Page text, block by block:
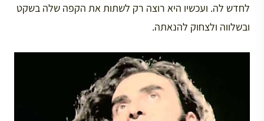
לחדש לה. ועכשיו היא רוצה רק לשתות את הקפה שלה בשקט
ובשלווה ולצחוק להנאתה.